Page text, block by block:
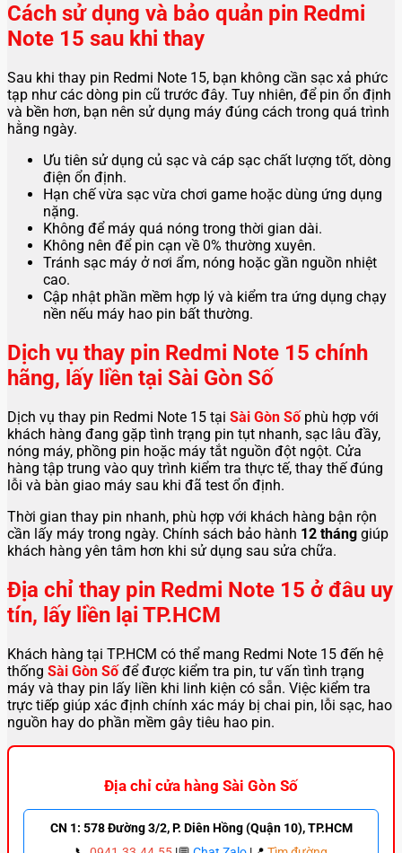
Cách sử dụng và bảo quản pin Redmi
Note 15 sau khi thay
Sau khi thay pin Redmi Note 15, bạn không cần sạc xả phức
tạp như các dòng pin cũ trước đây. Tuy nhiên, để pin ổn định
và bền hơn, bạn nên sử dụng máy đúng cách trong quá trình
hằng ngày.
Ưu tiên sử dụng củ sạc và cáp sạc chất lượng tốt, dòng
điện ổn định.
Hạn chế vừa sạc vừa chơi game hoặc dùng ứng dụng
nặng.
Không để máy quá nóng trong thời gian dài.
Không nên để pin cạn về 0% thường xuyên.
Tránh sạc máy ở nơi ẩm, nóng hoặc gần nguồn nhiệt
cao.
Cập nhật phần mềm hợp lý và kiểm tra ứng dụng chạy
nền nếu máy hao pin bất thường.
Dịch vụ thay pin Redmi Note 15 chính
hãng, lấy liền tại Sài Gòn Số
Dịch vụ thay pin Redmi Note 15 tại Sài Gòn Sốphù hợp với
khách hàng đang gặp tình trạng pin tụt nhanh, sạc lâu đầy,
nóng máy, phồng pin hoặc máy tắt nguồn đột ngột. Cửa
hàng tập trung vào quy trình kiểm tra thực tế, thay thế đúng
lỗi và bàn giao máy sau khi đã test ổn định.
Thời gian thay pin nhanh, phù hợp với khách hàng bận rộn
cần lấy máy trong ngày. Chính sách bảo hành 12 tháng giúp
khách hàng yên tâm hơn khi sử dụng sau sửa chữa.
Địa chỉ thay pin Redmi Note 15 ở đâu uy
tín, lấy liền lại TP.HCM
Khách hàng tại TP.HCM có thể mang Redmi Note 15 đến hệ
thống Sài Gòn Sốđể được kiểm tra pin, tư vấn tình trạng
máy và thay pin lấy liền khi linh kiện có sẵn. Việc kiểm tra
trực tiếp giúp xác định chính xác máy bị chai pin, lỗi sạc, hao
nguồn hay do phần mềm gây tiêu hao pin.
Địa chỉ cửa hàng Sài Gòn Số
CN 1: 578 Đường 3/2, P. Diên Hồng (Quận 10), TP.HCM